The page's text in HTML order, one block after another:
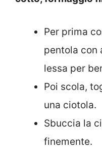
Per prima
pentola con
lessa per
Poi scola,
una ciotola.
Sbuccia la
finemente.